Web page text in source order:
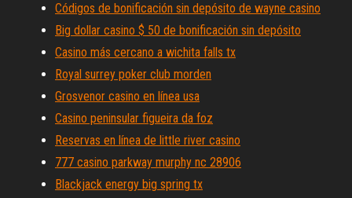
Códigos de bonificación sin depósito de wayne casino
Big dollar casino $ 50 de bonificación sin depósito
Casino más cercano a wichita falls tx
Royal surrey poker club morden
Grosvenor casino en línea usa
Casino peninsular figueira da foz
Reservas en línea de little river casino
777 casino parkway murphy nc 28906
Blackjack energy big spring tx